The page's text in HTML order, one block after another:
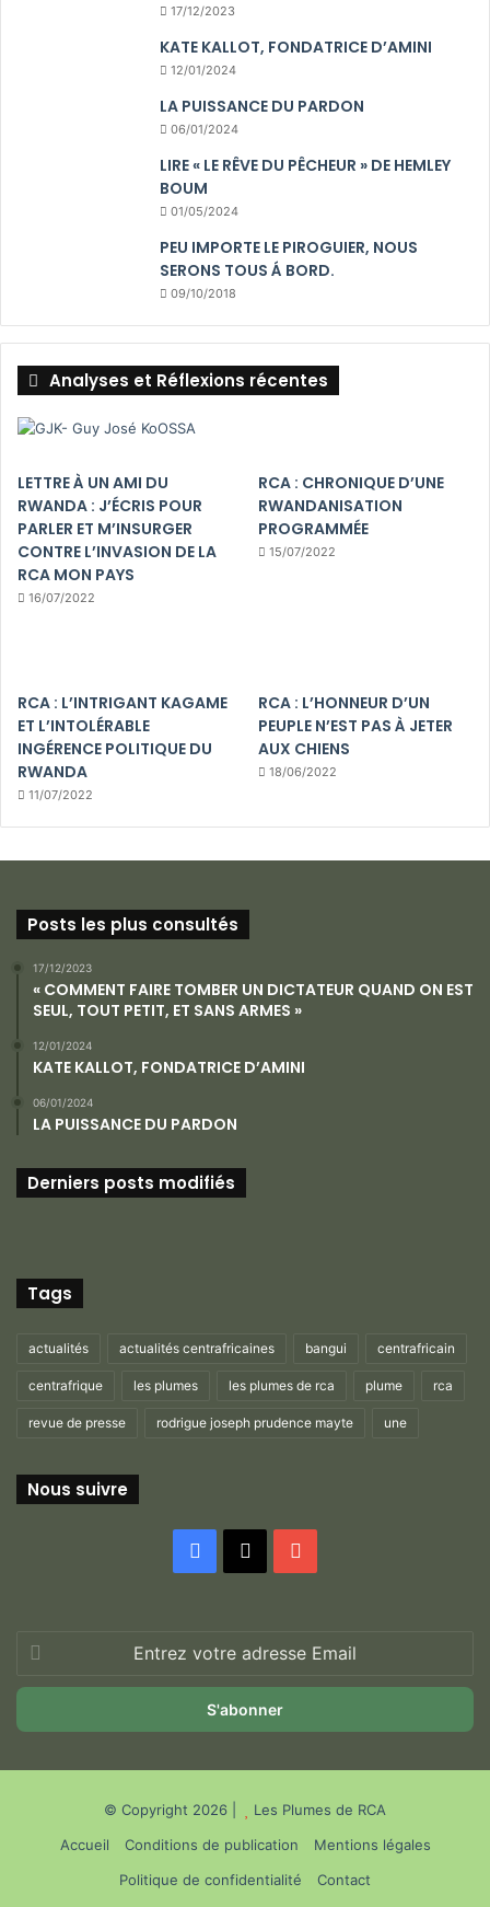
17/12/2023
KATE KALLOT, FONDATRICE D’AMINI
12/01/2024
LA PUISSANCE DU PARDON
06/01/2024
LIRE « LE RÊVE DU PÊCHEUR » DE HEMLEY
BOUM
01/05/2024
PEU IMPORTE LE PIROGUIER, NOUS
SERONS TOUS Á BORD.
09/10/2018
Analyses et Réflexions récentes
LETTRE À UN AMI DU
RWANDA : J’ÉCRIS POUR
PARLER ET M’INSURGER
CONTRE L’INVASION DE LA
RCA MON PAYS
16/07/2022
RCA : CHRONIQUE D’UNE
RWANDANISATION
PROGRAMMÉE
15/07/2022
RCA : L’INTRIGANT KAGAME
ET L’INTOLÉRABLE
INGÉRENCE POLITIQUE DU
RWANDA
11/07/2022
RCA : L’HONNEUR D’UN
PEUPLE N’EST PAS À JETER
AUX CHIENS
18/06/2022
Posts les plus consultés
17/12/2023
« COMMENT FAIRE TOMBER UN DICTATEUR QUAND ON EST
SEUL, TOUT PETIT, ET SANS ARMES »
12/01/2024
KATE KALLOT, FONDATRICE D’AMINI
06/01/2024
LA PUISSANCE DU PARDON
Derniers posts modifiés
Tags
actualités actualités centrafricaines bangui centrafricain
centrafrique les plumes les plumes de rca plume rca
revue de presse rodrigue joseph prudence mayte une
Nous suivre
Facebook
votre
adresse
© Copyright 2026 |
Les Plumes de RCA
Accueil
Conditions de publication
Mentions légales
Politique de confidentialité
Contact